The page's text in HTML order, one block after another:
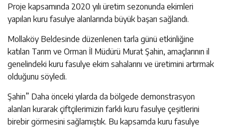
Proje kapsamında 2020 yılı üretim sezonunda ekimleri
yapılan kuru fasulye alanlarında büyük başarı sağlandı.
Mollaköy Beldesinde düzenlenen tarla günü etkinliğine
katılan Tarım ve Orman İl Müdürü Murat Şahin, amaçlarının il
genelindeki kuru fasulye ekim sahalarını ve üretimini artırmak
olduğunu söyledi.
Şahin” Daha önceki yılarda da bölgede demonstrasyon
alanları kurarak çiftçilerimizin farklı kuru fasulye çeşitlerini
birebir görmesini sağlamıştık. Bu kapsamda kuru fasulye